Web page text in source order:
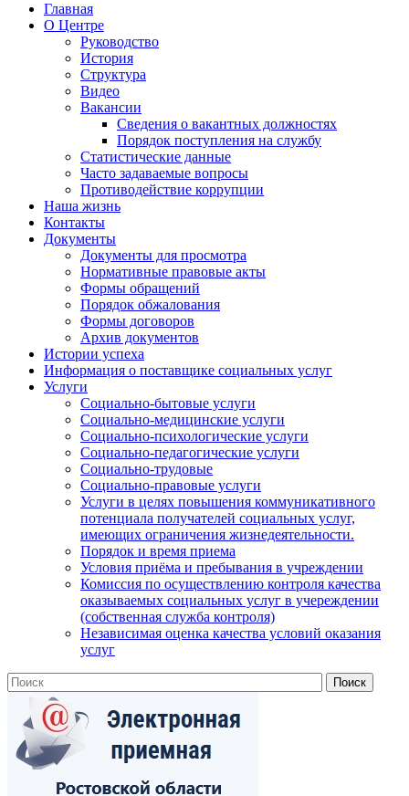
Главная
О Центре
Руководство
История
Структура
Видео
Вакансии
Сведения о вакантных должностях
Порядок поступления на службу
Статистические данные
Часто задаваемые вопросы
Противодействие коррупции
Наша жизнь
Контакты
Документы
Документы для просмотра
Нормативные правовые акты
Формы обращений
Порядок обжалования
Формы договоров
Архив документов
Истории успеха
Информация о поставщике социальных услуг
Услуги
Социально-бытовые услуги
Социально-медицинские услуги
Социально-психологические услуги
Социально-педагогические услуги
Социально-трудовые
Социально-правовые услуги
Услуги в целях повышения коммуникативного
потенциала получателей социальных услуг,
имеющих ограничения жизнедеятельности.
Порядок и время приема
Условия приёма и пребывания в учреждении
Комиссия по осуществлению контроля качества
оказываемых социальных услуг в учереждении
(собственная служба контроля)
Независимая оценка качества условий оказания
услуг